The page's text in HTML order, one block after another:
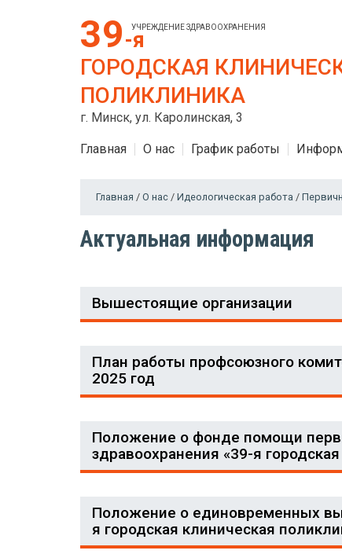
39-я
УЧРЕЖДЕНИЕ ЗДРАВООХРАНЕНИЯ
ГОРОДСКАЯ
ПОЛИКЛИНИКА
г. Минск, ул. Каролинская, 3
Главная О нас График работы
Главная / О нас / Идеологическая работа /
Актуальная информация
Вышестоящие организации
План работы профсоюзного
2025 год
Положение о фонде помощи
здравоохранения «39-я
Положение о единовременных
я городская клиническая